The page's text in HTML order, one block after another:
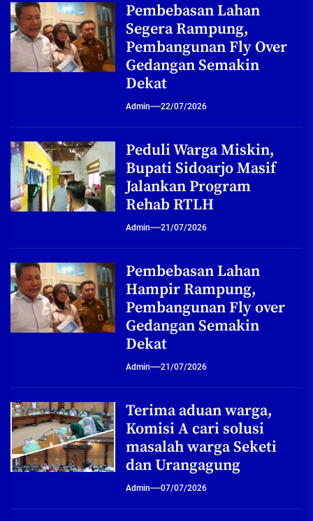
Pembebasan Lahan
Segera Rampung,
Pembangunan Fly Over
Gedangan Semakin
Dekat
Admin 22/07/2026
Peduli Warga Miskin,
Bupati Sidoarjo Masif
Jalankan Program
Rehab RTLH
Admin 21/07/2026
Pembebasan Lahan
Hampir Rampung,
Pembangunan Fly over
Gedangan Semakin
Dekat
Admin 21/07/2026
Terima aduan warga,
Komisi A cari solusi
masalah warga Seketi
dan Urangagung
Admin 07/07/2026